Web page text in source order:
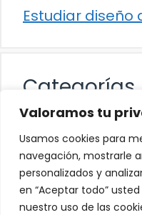
Valoramos tu
Usamos cookies para
navegación, mostrarle
personalizados y
en “Aceptar todo”
nuestro uso de las
Estudiar diseño
Categorías
Cultura
Educación
Eventos
Trabajo